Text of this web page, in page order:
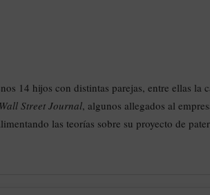
14 hijos con distintas parejas, entre ellas la
Wall Street Journal, algunos allegados al
las teorías sobre su proyecto de